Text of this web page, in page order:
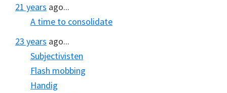
21 years ago...
A time to consolidate
23 years ago...
Subjectivisten
Flash mobbing
Handig